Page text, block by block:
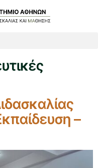
–